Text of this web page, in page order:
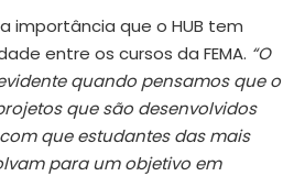
importância que o HUB tem
entre os cursos da FEMA. “O
quando pensamos que o
que são desenvolvidos
que estudantes das mais
para um objetivo em